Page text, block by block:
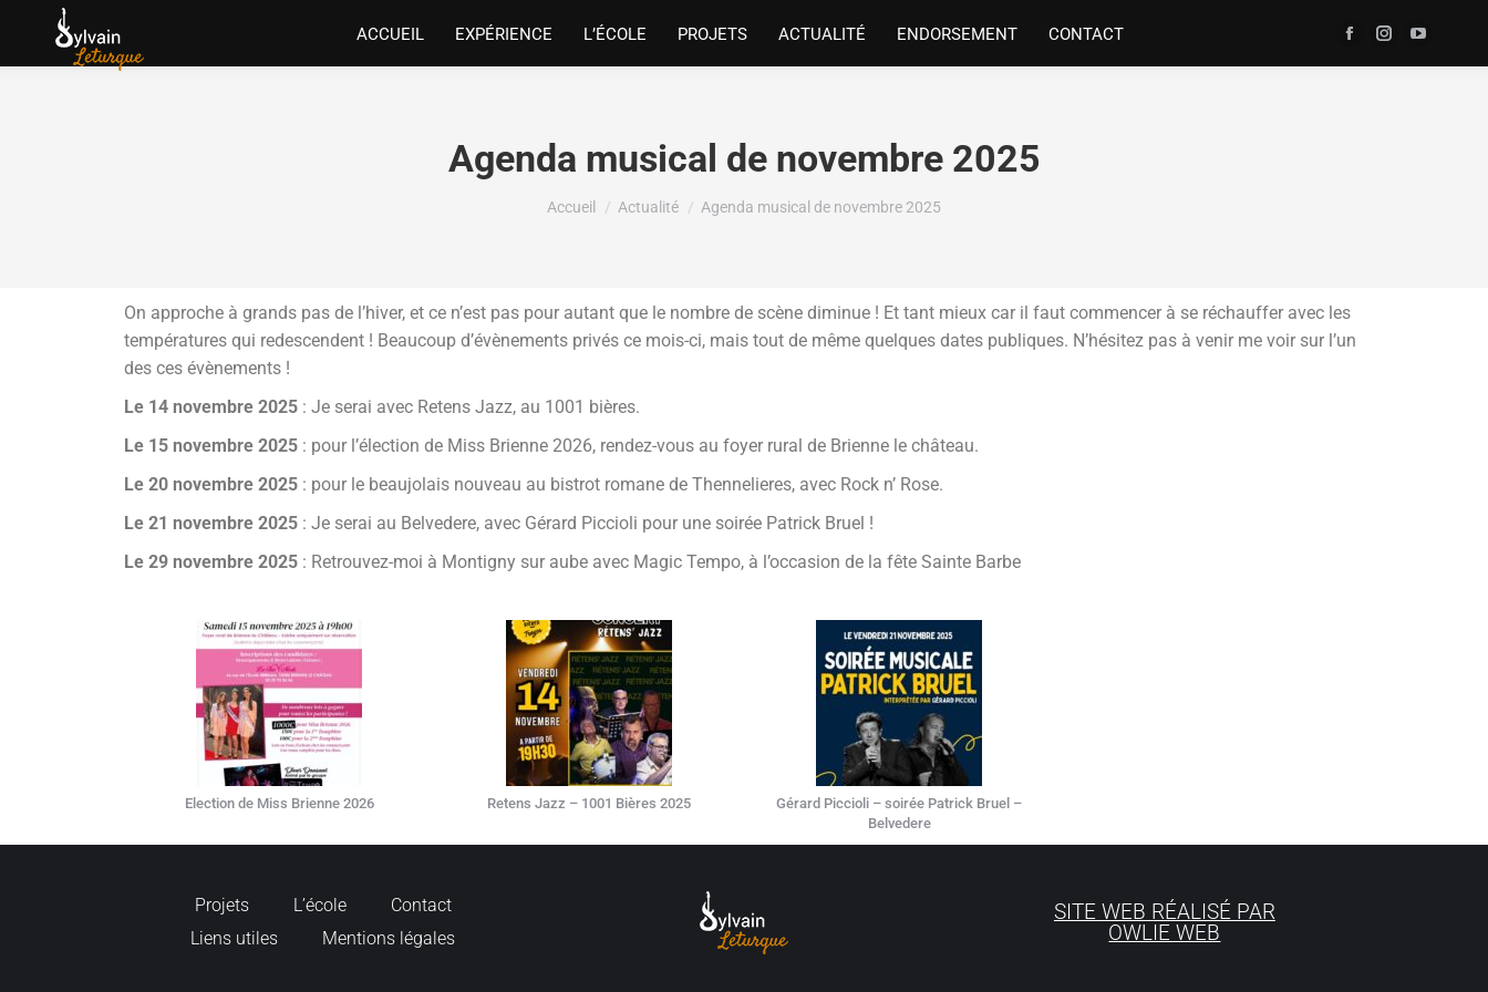
ACCUEIL EXPÉRIENCE L’ÉCOLE PROJETS ACTUALITÉ ENDORSEMENT CONTACT
Agenda musical de novembre 2025
Vous êtes ici :
Accueil Actualité Agenda musical de novembre 2025
On approche à grands pas de l’hiver, et ce n’est pas pour autant que le nombre de scène diminue ! Et tant mieux car il faut commencer à se réchauffer avec les
températures qui redescendent ! Beaucoup d’évènements privés ce mois-ci, mais tout de même quelques dates publiques. N’hésitez pas à venir me voir sur l’un
des ces évènements !
Le 14 novembre 2025 : Je serai avec Retens Jazz, au 1001 bières.
Le 15 novembre 2025 : pour l’élection de Miss Brienne 2026, rendez-vous au foyer rural de Brienne le château.
Le 20 novembre 2025 : pour le beaujolais nouveau au bistrot romane de Thennelieres, avec Rock n’ Rose.
Le 21 novembre 2025 : Je serai au Belvedere, avec Gérard Piccioli pour une soirée Patrick Bruel !
Le 29 novembre 2025 : Retrouvez-moi à Montigny sur aube avec Magic Tempo, à l’occasion de la fête Sainte Barbe
Election de Miss Brienne 2026 Retens Jazz – 1001 Bières 2025
Gérard Piccioli – soirée Patrick Bruel –
Belvedere
Projets L’école
Contact
Liens utiles
Mentions légales
SITE WEB RÉALISÉ PAR
OWLIE WEB